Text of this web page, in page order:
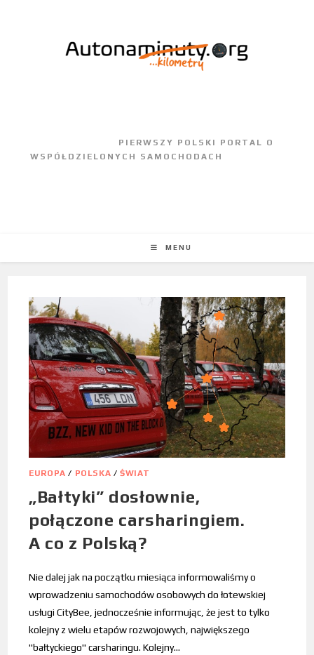
MENU
EUROPA / POLSKA /ŚWIAT
„Bałtyki” dosłownie,
połączone carsharingiem.
A co z Polską?
Nie dalej jak na początku miesiąca informowaliśmy o
wprowadzeniu samochodów osobowych do łotewskiej
usługi CityBee, jednocześnie informując, że jest to tylko
kolejny z wielu etapów rozwojowych, największego
"bałtyckiego" carsharingu. Kolejny…